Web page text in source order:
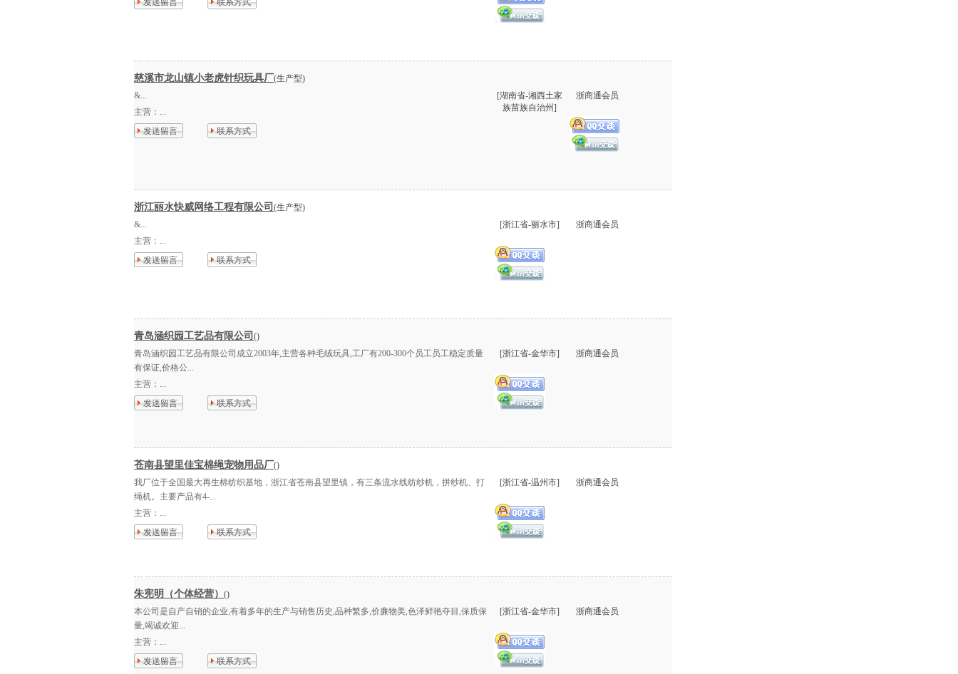
发送留言
联系方式
慈溪市龙山镇小老虎针织玩具厂(生产型)
&...
主营： ...
发送留言
联系方式
[湖南省-湘西土家
族苗族自治州]
浙商通会员
浙江丽水快威网络工程有限公司 (生产型)
&...
主营： ...
发送留言
联系方式
[浙江省-丽水市] 浙商通会员
青岛涵织园工艺品有限公司 ()
青岛涵织园工艺品有限公司成立2003年,主营各种毛绒玩具,工厂有200-300个员工员工稳定质量
有保证,价格公...
主营： ...
发送留言
联系方式
[浙江省-金华市] 浙商通会员
苍南县望里佳宝棉绳宠物用品厂()
我厂位于全国最大再生棉纺织基地，浙江省苍南县望里镇，有三条流水线纺纱机，拼纱机、打
绳机。主要产品有4-...
主营： ...
发送留言
联系方式
[浙江省-温州市] 浙商通会员
朱宪明（个体经营） ()
本公司是自产自销的企业,有着多年的生产与销售历史,品种繁多,价廉物美,色泽鲜艳夺目,保质保
量,竭诚欢迎...
主营： ...
发送留言
联系方式
[浙江省-金华市] 浙商通会员